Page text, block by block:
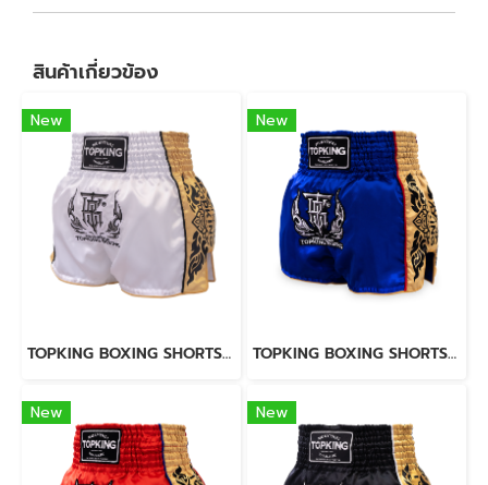
สินค้าเกี่ยวข้อง
New
TOPKING BOXING SHORTS WHITE 276
New
TOPKING BOXING SHORTS BLUE 276
New New